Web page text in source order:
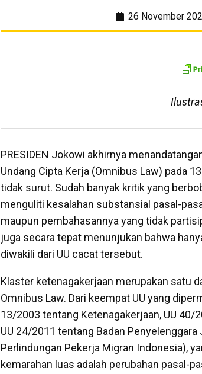
26 November
PRESIDEN Jokowi akhirnya
Undang Cipta Kerja (Omnibus Law) pada
tidak surut. Sudah banyak kritik yang
menguliti kesalahan substansial pasal-
maupun pembahasannya yang tidak
juga secara tepat menunjukan bahwa
diwakili dari UU cacat tersebut.
Klaster ketenagakerjaan merupakan satu
Omnibus Law. Dari keempat UU yang
13/2003 tentang Ketenagakerjaan, UU
UU 24/2011 tentang Badan
Perlindungan Pekerja Migran Indonesia),
kemarahan luas adalah perubahan pasal-